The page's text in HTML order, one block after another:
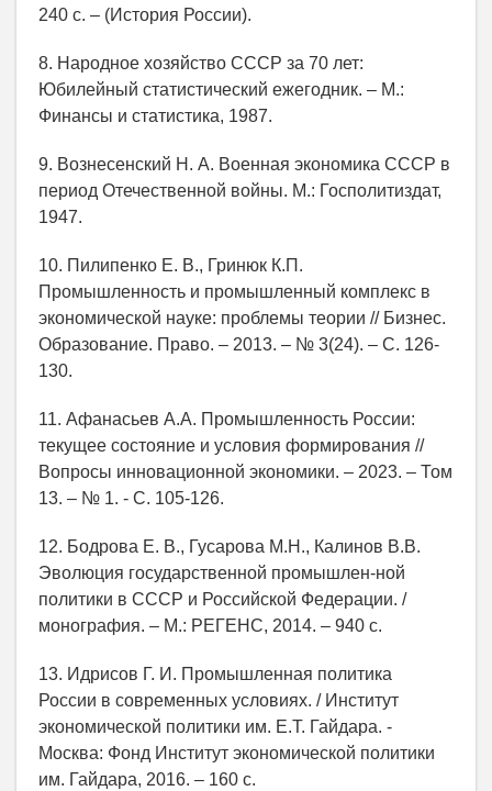
240 с. – (История России).
8. Народное хозяйство СССР за 70 лет:
Юбилейный статистический ежегодник. – М.:
Финансы и статистика, 1987.
9. Вознесенский Н. А. Военная экономика СССР в
период Отечественной войны. М.: Госполитиздат,
1947.
10. Пилипенко Е. В., Гринюк К.П.
Промышленность и промышленный комплекс в
экономической науке: проблемы теории // Бизнес.
Образование. Право. – 2013. – № 3(24). – С. 126-
130.
11. Афанасьев А.А. Промышленность России:
текущее состояние и условия формирования //
Вопросы инновационной экономики. – 2023. – Том
13. – № 1. - С. 105-126.
12. Бодрова Е. В., Гусарова М.Н., Калинов В.В.
Эволюция государственной промышлен-ной
политики в СССР и Российской Федерации. /
монография. – М.: РЕГЕНС, 2014. – 940 c.
13. Идрисов Г. И. Промышленная политика
России в современных условиях. / Институт
экономической политики им. Е.Т. Гайдара. -
Москва: Фонд Институт экономической политики
им. Гайдара, 2016. – 160 c.